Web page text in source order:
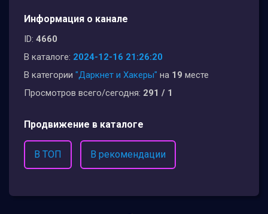
Информация о канале
ID: 4660
В каталоге: 2024-12-16 21:26:20
В категории "Даркнет и Хакеры" на 19 месте
Просмотров всего/сегодня: 291 / 1
Продвижение в каталоге
В ТОП В рекомендации